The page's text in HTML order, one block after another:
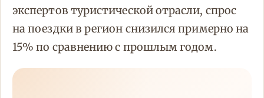
экспертов туристической отрасли, спрос
на поездки в регион снизился примерно на
15% по сравнению с прошлым годом.